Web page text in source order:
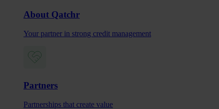
About Qatchr
Your partner in strong credit management
Partners
Partnerships that create value